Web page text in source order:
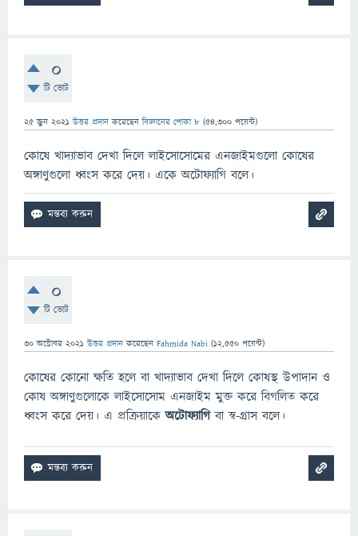
0
টি ভোট
25 জুন 2021 উত্তর প্রদান করেছেনবিজ্ঞানের পোকা ৮ (54,300 পয়েন্ট)
কোষে খাদ্যাভাব দেখা দিলে লাইসোসোমের এনজাইমগুলো কোষের
অঙ্গাণুগুলো ধ্বংস করে দেয়। একে অটোফ্যাগি বলে।
0
টি ভোট
30 অক্টোবর 2021 উত্তর প্রদান করেছেন Fahmida Nabi (12,550 পয়েন্ট)
কোষের কোনো ক্ষতি হলে বা খাদ্যাভাব দেখা দিলে কোষস্থ উপাদান ও
কোষ অঙ্গাণুগুলোকে লাইসোসোম এনজাইম মুক্ত করে বিগলিত করে
ধ্বংস করে দেয়। এ প্রক্রিয়াকেঅটোফ্যাগিবা স্ব-গ্রাস বলে।